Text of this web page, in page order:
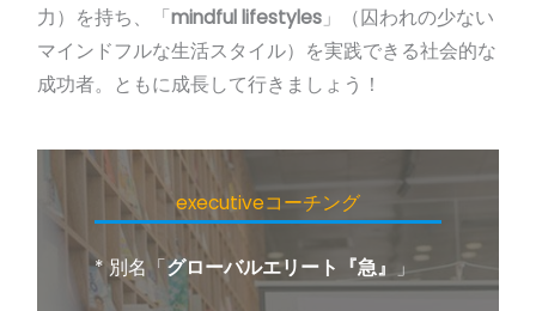
力）を持ち、「mindful lifestyles 」（囚われの少ない
マインドフルな生活スタイル）を実践できる社会的な
成功者。ともに成長して行きましょう！
executiveコーチング​
* 別名「グローバルエリート『急』 」